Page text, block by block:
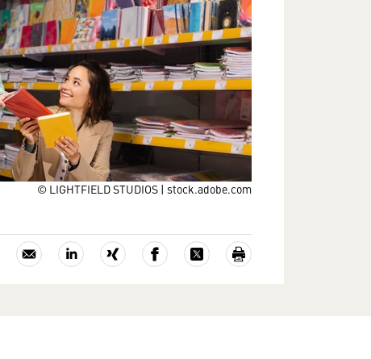
© LIGHTFIELD STUDIOS | stock.adobe.com